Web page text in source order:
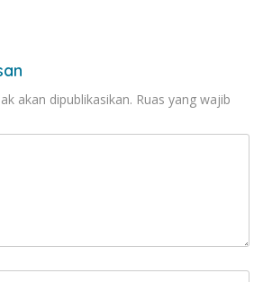
akan dipublikasikan. Ruas yang wajib